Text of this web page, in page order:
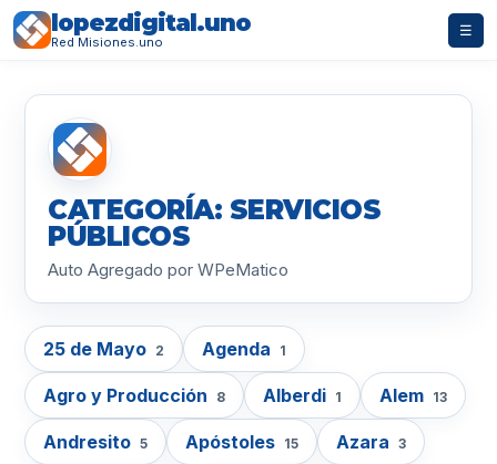
lopezdigital.uno
Red Misiones.uno
☰
CATEGORÍA: SERVICIOS
PÚBLICOS
Auto Agregado por WPeMatico
25 de Mayo 2 Agenda 1
Agro y Producción 8 Alberdi 1 Alem 13
Andresito 5 Apóstoles 15 Azara 3